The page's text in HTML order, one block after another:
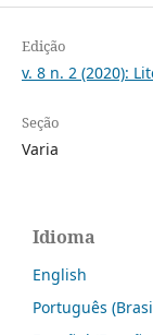
Edição
v. 8 n. 2 (2020):
Seção
Varia
Idioma
English
Português